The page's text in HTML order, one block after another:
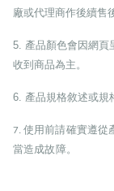
廠或代理商作後續售
5. 產品顏色會因網頁
收到商品為主。
6. 產品規格敘述或規
7. 使用前請確實遵從
當造成故障。